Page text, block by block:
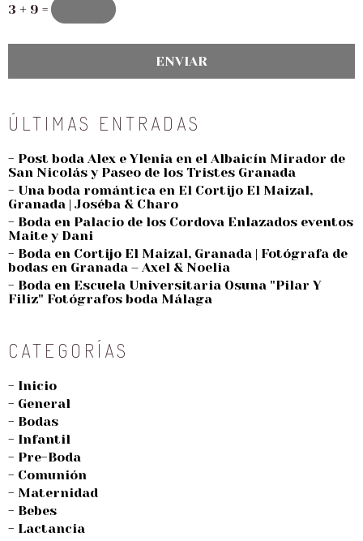
3 + 9 =
ÚLTIMAS ENTRADAS
- Post boda Alex e Ylenia en el Albaicín Mirador de
San Nicolás y Paseo de los Tristes Granada
- Una boda romántica en El Cortijo El Maizal,
Granada | Joséba & Charo
- Boda en Palacio de los Cordova Enlazados eventos
Maite y Dani
- Boda en Cortijo El Maizal, Granada | Fotógrafa de
bodas en Granada – Axel & Noelia
- Boda en Escuela Universitaria Osuna "Pilar Y
Filiz" Fotógrafos boda Málaga
CATEGORÍAS
- Inicio
- General
- Bodas
- Infantil
- Pre-Boda
- Comunión
- Maternidad
- Bebes
- Lactancia